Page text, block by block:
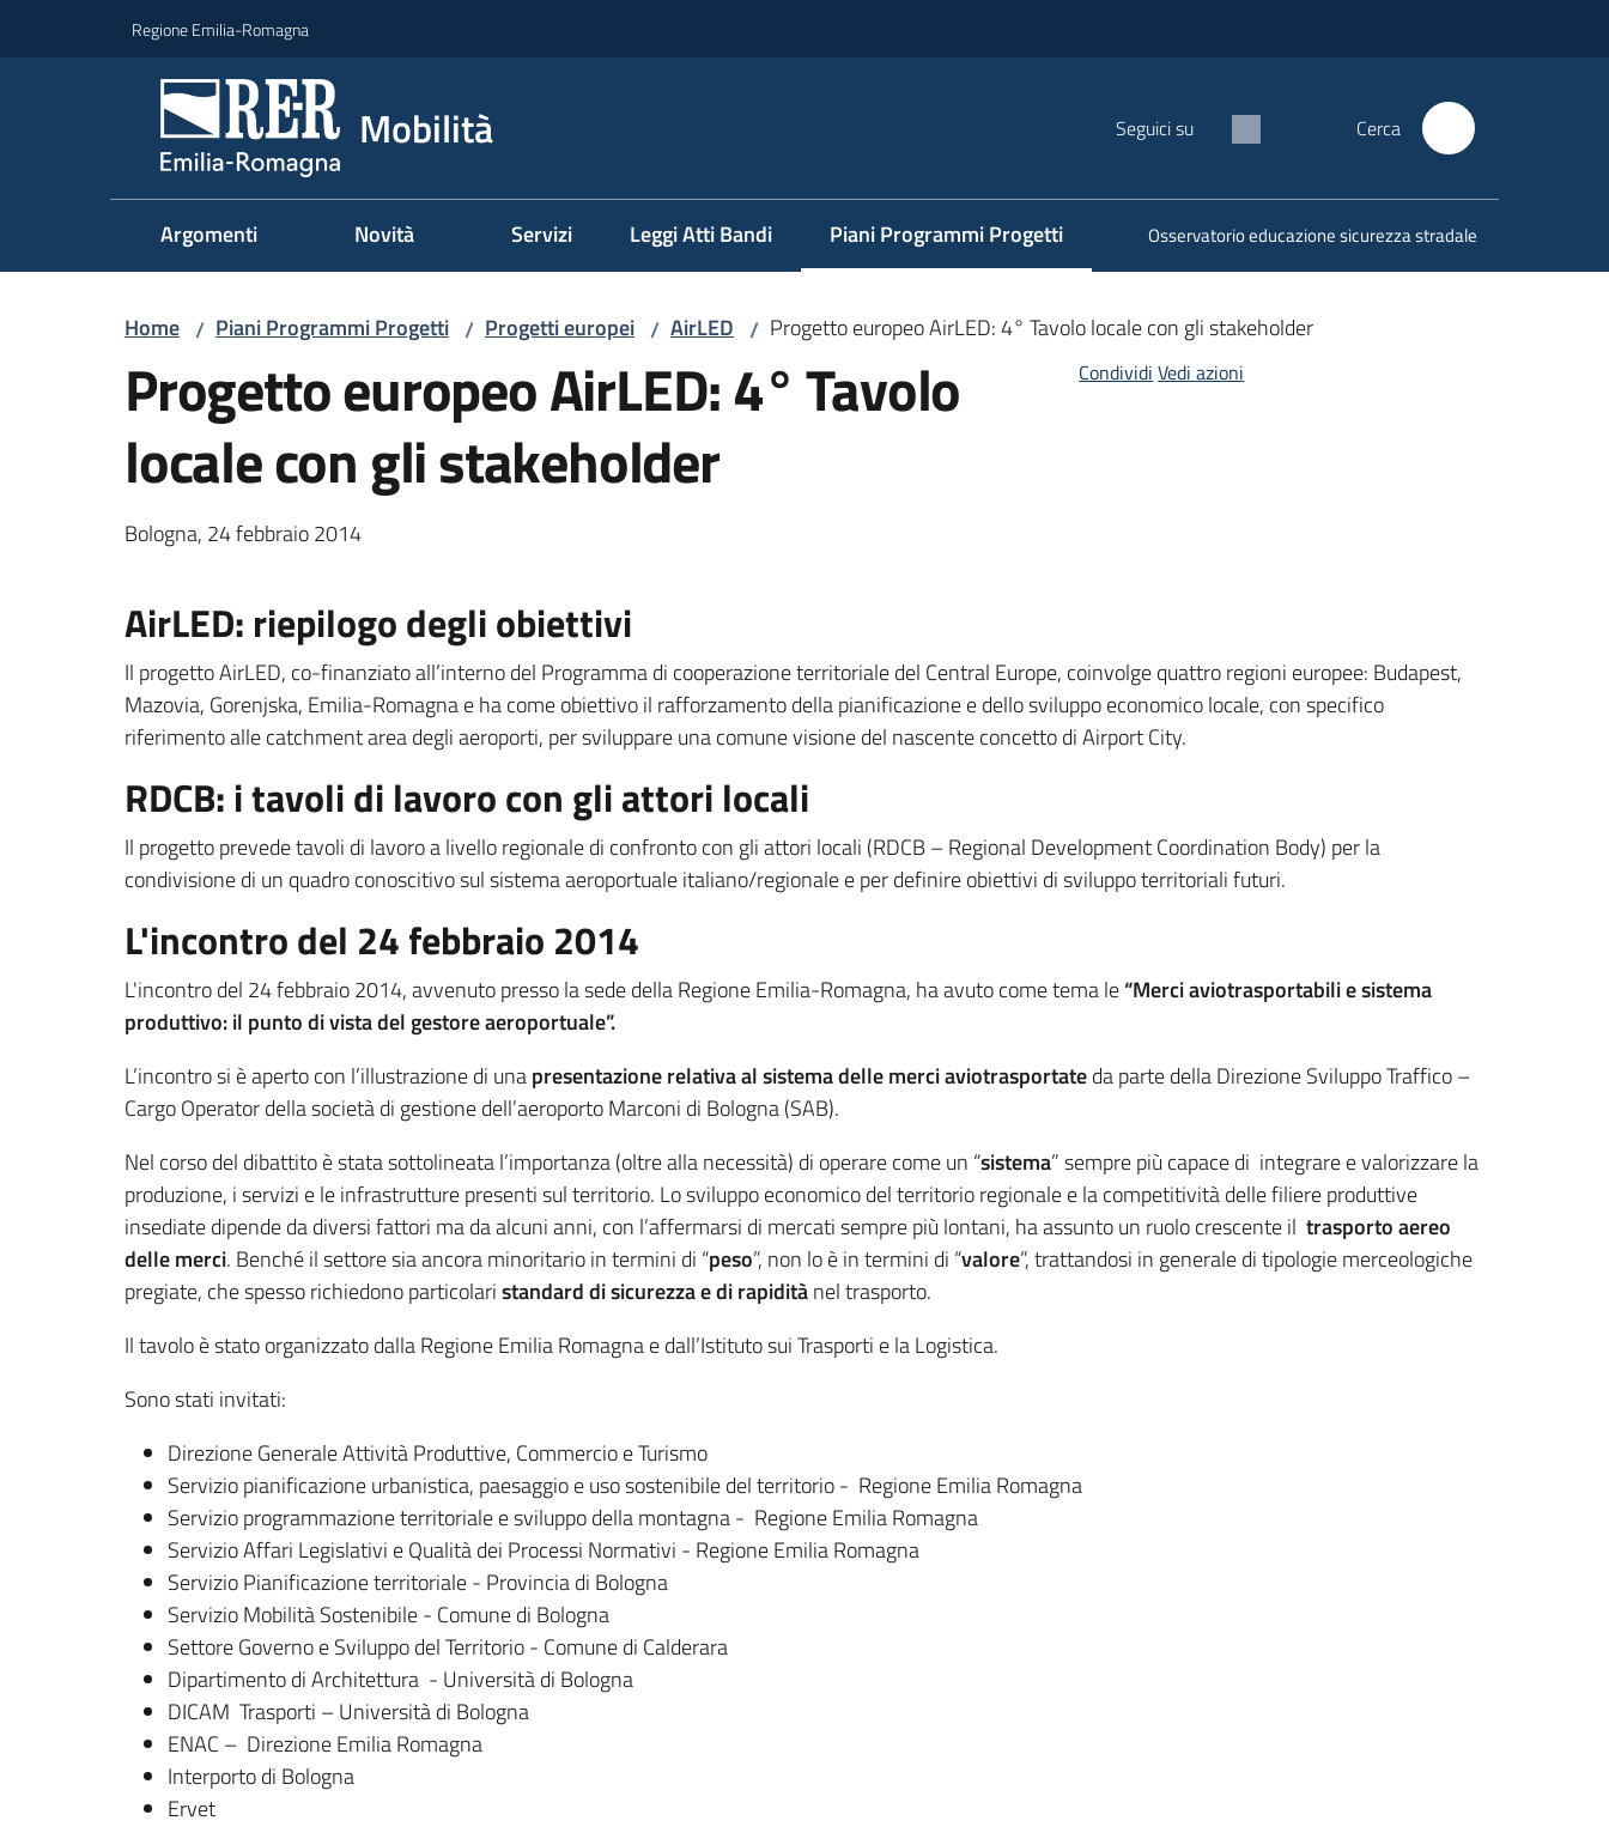
Regione Emilia-Romagna
Mobilità Seguici su Cerca
Argomenti Novità Servizi Leggi Atti Bandi Piani Programmi Progetti
Menu selezionato Osservatorio educazione sicurezza stradale
Home / Piani Programmi Progetti / Progetti europei / AirLED / Progetto europeo AirLED: 4° Tavolo locale con gli stakeholder
Progetto europeo AirLED: 4° Tavolo
locale con gli stakeholder
Bologna, 24 febbraio 2014
Condividi Vedi azioni
AirLED: riepilogo degli obiettivi
Il progetto AirLED, co-finanziato all’interno del Programma di cooperazione territoriale del Central Europe, coinvolge quattro regioni europee: Budapest,
Mazovia, Gorenjska, Emilia-Romagna e ha come obiettivo il rafforzamento della pianificazione e dello sviluppo economico locale, con specifico
riferimento alle catchment area degli aeroporti, per sviluppare una comune visione del nascente concetto di Airport City.
RDCB: i tavoli di lavoro con gli attori locali
Il progetto prevede tavoli di lavoro a livello regionale di confronto con gli attori locali (RDCB – Regional Development Coordination Body) per la
condivisione di un quadro conoscitivo sul sistema aeroportuale italiano/regionale e per definire obiettivi di sviluppo territoriali futuri.
L'incontro del 24 febbraio 2014
L'incontro del 24 febbraio 2014, avvenuto presso la sede della Regione Emilia-Romagna, ha avuto come tema le“Merci aviotrasportabili e sistema
produttivo: il punto di vista del gestore aeroportuale”.
L’incontro si è aperto con l’illustrazione di unapresentazione relativa al sistema delle merci aviotrasportateda parte della Direzione Sviluppo Traffico –
Cargo Operator della società di gestione dell’aeroporto Marconi di Bologna (SAB).
Nel corso del dibattito è stata sottolineata l’importanza (oltre alla necessità) di operare come un “sistema” sempre più capace di integrare e valorizzare la
produzione, i servizi e le infrastrutture presenti sul territorio. Lo sviluppo economico del territorio regionale e la competitività delle filiere produttive
insediate dipende da diversi fattori ma da alcuni anni, con l’affermarsi di mercati sempre più lontani, ha assunto un ruolo crescente il trasporto aereo
delle merci. Benché il settore sia ancora minoritario in termini di “peso”, non lo è in termini di “valore”, trattandosi in generale di tipologie merceologiche
pregiate, che spesso richiedono particolaristandard di sicurezza e di rapiditànel trasporto.
Il tavolo è stato organizzato dalla Regione Emilia Romagna e dall’Istituto sui Trasporti e la Logistica.
Sono stati invitati:
Direzione Generale Attività Produttive, Commercio e Turismo
Servizio pianificazione urbanistica, paesaggio e uso sostenibile del territorio - Regione Emilia Romagna
Servizio programmazione territoriale e sviluppo della montagna - Regione Emilia Romagna
Servizio Affari Legislativi e Qualità dei Processi Normativi - Regione Emilia Romagna
Servizio Pianificazione territoriale - Provincia di Bologna
Servizio Mobilità Sostenibile - Comune di Bologna
Settore Governo e Sviluppo del Territorio - Comune di Calderara
Dipartimento di Architettura - Università di Bologna
DICAM Trasporti – Università di Bologna
ENAC – Direzione Emilia Romagna
Interporto di Bologna
Ervet